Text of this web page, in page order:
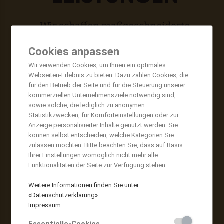
Cookies anpassen
Wir verwenden Cookies, um Ihnen ein optimales
Webseiten-Erlebnis zu bieten. Dazu zählen Cookies, die
für den Betrieb der Seite und für die Steuerung unserer
kommerziellen Unternehmensziele notwendig sind,
sowie solche, die lediglich zu anonymen
Statistikzwecken, für Komforteinstellungen oder zur
Anzeige personalisierter Inhalte genutzt werden. Sie
können selbst entscheiden, welche Kategorien Sie
zulassen möchten. Bitte beachten Sie, dass auf Basis
Ihrer Einstellungen womöglich nicht mehr alle
Funktionalitäten der Seite zur Verfügung stehen.
Weitere Informationen finden Sie unter
«Datenschutzerklärung»
Impressum
Wir schaffen maßgeschneiderte
TERMIN VEREINBAREN